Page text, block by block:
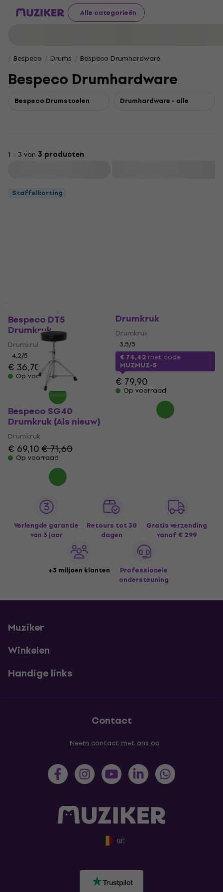
Alle categorieën
Bespeco Drums Bespeco Drumhardware
Bespeco Drumhardware
Bespeco Drumstoelen Drumhardware - alle
1 - 3 van 3 producten
Staffelkorting
Bespeco DT5
Drumkruk
Drumkruk
4,2/5
€ 36,70 € 40
Op voorraad
Drumkruk
Drumkruk
3,5/5
€ 74,42 met code
MUZMUZ-5
€ 79,90
Op voorraad
Bespeco SG40
Drumkruk (Als nieuw)
Drumkruk
€ 69,10€ 71,60
Op voorraad
Verlengde garantie
van 3 jaar
Retours tot 30
dagen
Gratis verzending
vanaf € 299
+3 miljoen klanten
Professionele
ondersteuning
Muziker
Winkelen
Handige links
Contact
Neem contact met ons op
BE